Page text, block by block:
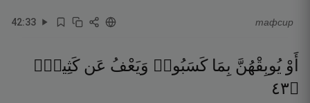
42:33 тафсир
أَوْ يُوبِقْهُنَّ بِمَا كَسَبُوا۟ وَيَعْفُ عَن كَثِيرٍۢ
۝٣٤